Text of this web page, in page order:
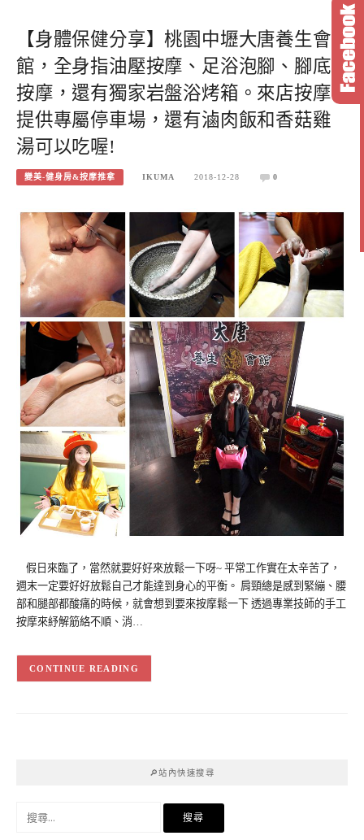
【身體保健分享】桃園中壢大唐養生會
館，全身指油壓按摩、足浴泡腳、腳底
按摩，還有獨家岩盤浴烤箱。來店按摩
提供專屬停車場，還有滷肉飯和香菇雞
湯可以吃喔!
變美-健身房&按摩推拿 IKUMA 2018-12-28 0
假日來臨了，當然就要好好來放鬆一下呀~ 平常工作實在太辛苦了，
週末一定要好好放鬆自己才能達到身心的平衡。 肩頸總是感到緊繃、腰
部和腿部都酸痛的時候，就會想到要來按摩鬆一下 透過專業技師的手工
按摩來紓解筋絡不順、消…
CONTINUE READING
🔎站內快速搜尋